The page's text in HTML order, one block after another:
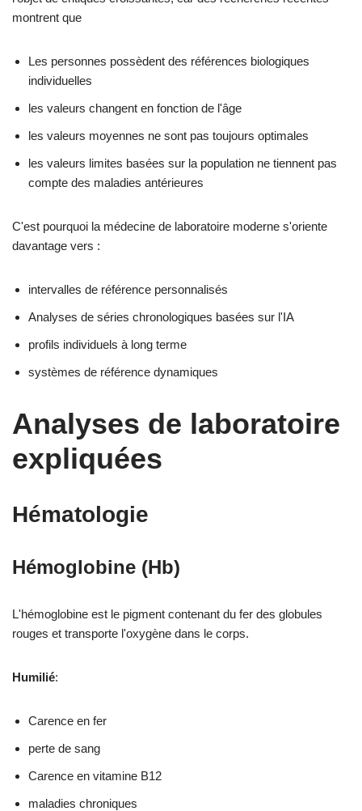
montrent que
Les personnes possèdent des références biologiques
individuelles
les valeurs changent en fonction de l'âge
les valeurs moyennes ne sont pas toujours optimales
les valeurs limites basées sur la population ne tiennent pas
compte des maladies antérieures
C'est pourquoi la médecine de laboratoire moderne s'oriente
davantage vers :
intervalles de référence personnalisés
Analyses de séries chronologiques basées sur l'IA
profils individuels à long terme
systèmes de référence dynamiques
Analyses de laboratoire
expliquées
Hématologie
Hémoglobine (Hb)
L'hémoglobine est le pigment contenant du fer des globules
rouges et transporte l'oxygène dans le corps.
Humilié:
Carence en fer
perte de sang
Carence en vitamine B12
maladies chroniques